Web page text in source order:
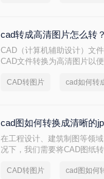
cad转成高清图片怎么转
CAD（计算机辅助设计）文
CAD文件转换为高清图片以
CAD转图片
cad图如何转换成清晰的
在工程设计、建筑制图等领
况下，我们需要将CAD图纸
文将介绍三种实用的转换方
CAD转图片